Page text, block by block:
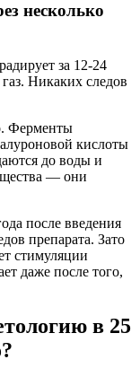
несколько
за 12-24
Никаких следов
Ферменты
кислоты
до воды и
— они
после введения
препарата. Зато
стимуляции
даже после того,
в 25